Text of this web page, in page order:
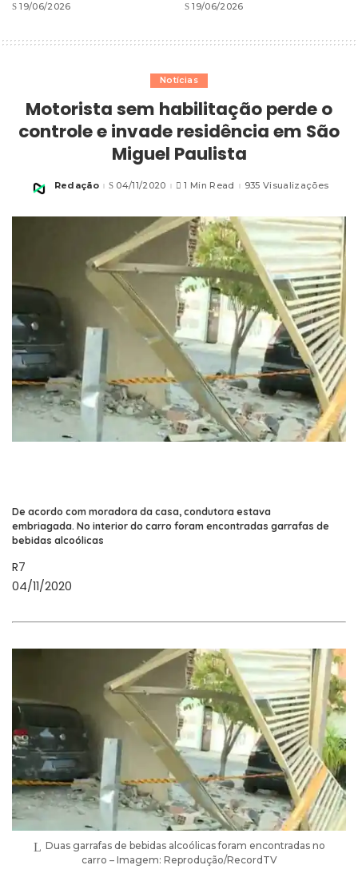
19/06/2026 19/06/2026
Notícias
Motorista sem habilitação perde o
controle e invade residência em São
Miguel Paulista
Posted
Redação 04/11/2020 1 Min Read 935 Visualizações
De acordo com moradora da casa, condutora estava
embriagada. No interior do carro foram encontradas garrafas de
bebidas alcoólicas
R7
04/11/2020
Duas garrafas de bebidas alcoólicas foram encontradas no
carro – Imagem: Reprodução/RecordTV